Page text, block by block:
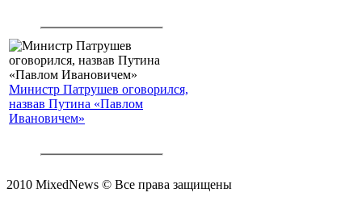
Министр Патрушев оговорился,
назвав Путина «Павлом
Ивановичем»
2010 MixedNews © Все права защищены